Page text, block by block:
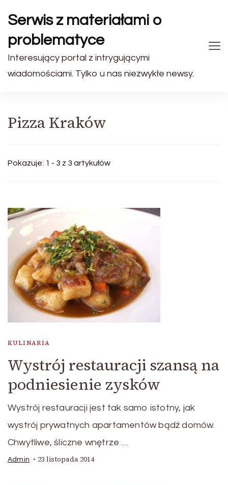
Serwis z materiałami o
problematyce
Interesujący portal z intrygującymi
wiadomościami. Tylko u nas niezwykłe newsy.
Pizza Kraków
Pokazuje: 1 - 3 z 3 artykułów
KULINARIA
Wystrój restauracji szansą na
podniesienie zysków
Wystrój restauracji jest tak samo istotny, jak
wystrój prywatnych apartamentów bądź domów.
Chwytliwe, śliczne wnętrze …
Admin 23 listopada 2014